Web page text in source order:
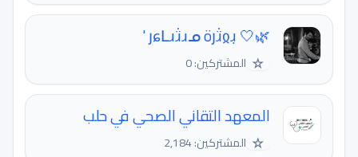
🌿🤍 յɕԼɹɹ̈̇ɹᓄ öյɹ̈̇ჲɹ̣ '
☆ المشتركين: 0
المعهد التقاني الصحي في حلب
☆ المشتركين: 2,184